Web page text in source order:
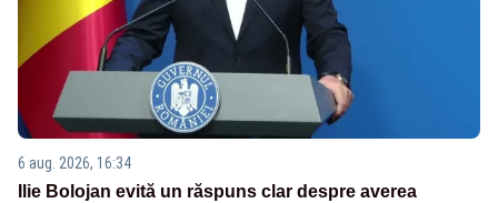
6 aug. 2026, 16:34
Ilie Bolojan evită un răspuns clar despre averea